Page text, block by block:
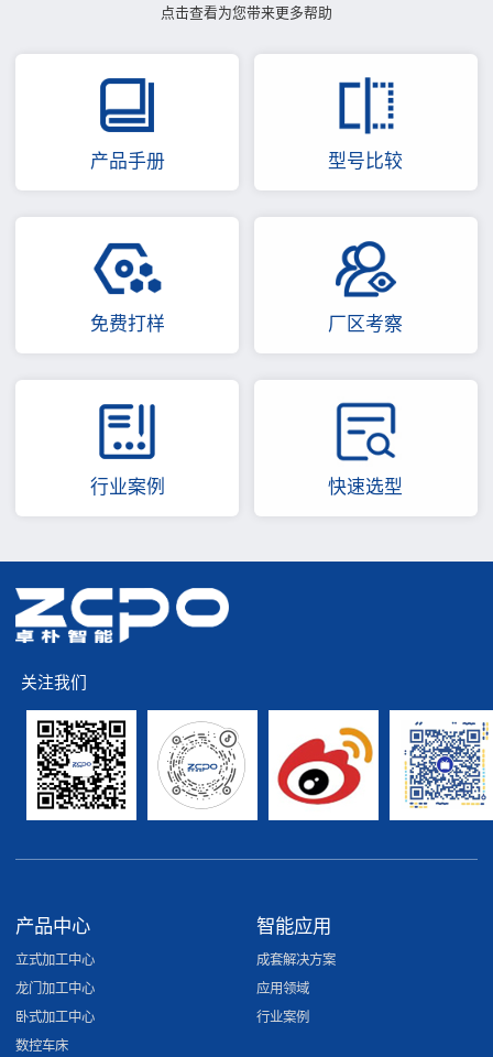
点击查看为您带来更多帮助
产品手册 型号比较
免费打样 厂区考察
行业案例 快速选型
关注我们
产品中心
立式加工中心
龙门加工中心
卧式加工中心
数控车床
智能应用
成套解决方案
应用领域
行业案例